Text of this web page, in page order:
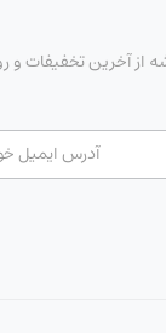
از آخرین تخفیفات و